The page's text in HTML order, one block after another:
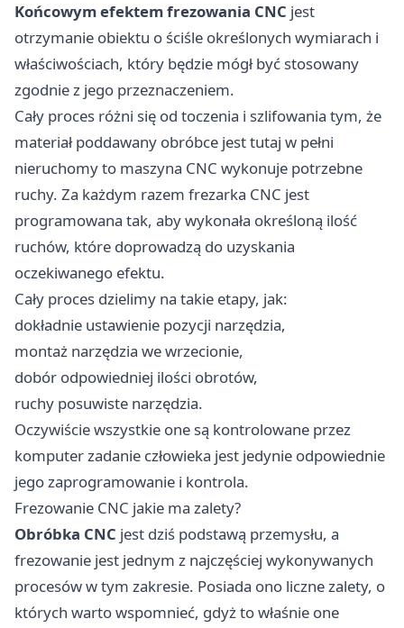
Końcowym efektem frezowania CNC jest
otrzymanie obiektu o ściśle określonych wymiarach i
właściwościach, który będzie mógł być stosowany
zgodnie z jego przeznaczeniem.
Cały proces różni się od toczenia i szlifowania tym, że
materiał poddawany obróbce jest tutaj w pełni
nieruchomy to maszyna CNC wykonuje potrzebne
ruchy. Za każdym razem frezarka CNC jest
programowana tak, aby wykonała określoną ilość
ruchów, które doprowadzą do uzyskania
oczekiwanego efektu.
Cały proces dzielimy na takie etapy, jak:
dokładnie ustawienie pozycji narzędzia,
montaż narzędzia we wrzecionie,
dobór odpowiedniej ilości obrotów,
ruchy posuwiste narzędzia.
Oczywiście wszystkie one są kontrolowane przez
komputer zadanie człowieka jest jedynie odpowiednie
jego zaprogramowanie i kontrola.
Frezowanie CNC jakie ma zalety?
Obróbka CNC jest dziś podstawą przemysłu, a
frezowanie jest jednym z najczęściej wykonywanych
procesów w tym zakresie. Posiada ono liczne zalety, o
których warto wspomnieć, gdyż to właśnie one